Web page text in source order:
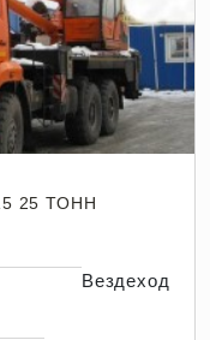
25 ТОНН
Вездеход